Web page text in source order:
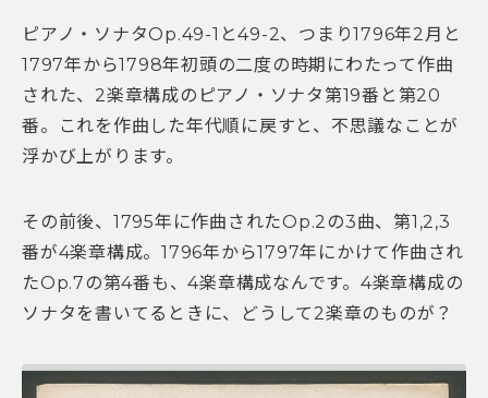
ピアノ・ソナタOp.49-1と49-2、つまり1796年2月と
1797年から1798年初頭の二度の時期にわたって作曲
された、2楽章構成のピアノ・ソナタ第19番と第20
番。これを作曲した年代順に戻すと、不思議なことが
浮かび上がります。
その前後、1795年に作曲されたOp.2の3曲、第1,2,3
番が4楽章構成。1796年から1797年にかけて作曲され
たOp.7の第4番も、4楽章構成なんです。4楽章構成の
ソナタを書いてるときに、どうして2楽章のものが？